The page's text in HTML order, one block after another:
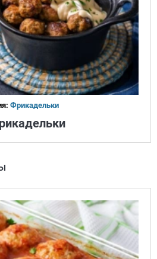
Фрикадельки